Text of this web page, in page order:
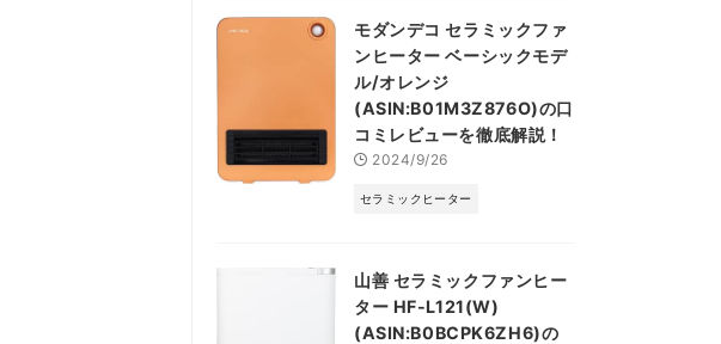
モダンデコ セラミックファ
ンヒーター ベーシックモデ
ル/オレンジ
(ASIN:B01M3Z876O)の口
コミレビューを徹底解説！
2024/9/26
セラミックヒーター
山善 セラミックファンヒー
ター HF-L121(W)
(ASIN:B0BCPK6ZH6)の